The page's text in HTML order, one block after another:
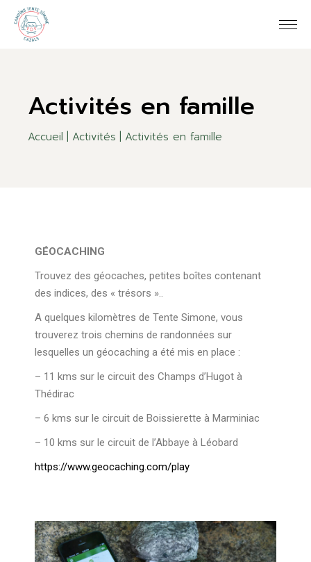
Activités en famille
Accueil Activités Activités en famille
GÉOCACHING
Trouvez des géocaches, petites boîtes contenant
des indices, des « trésors »..
A quelques kilomètres de Tente Simone, vous
trouverez trois chemins de randonnées sur
lesquelles un géocaching a été mis en place :
– 11 kms sur le circuit des Champs d’Hugot à
Thédirac
– 6 kms sur le circuit de Boissierette à Marminiac
– 10 kms sur le circuit de l’Abbaye à Léobard
https://www.geocaching.com/play